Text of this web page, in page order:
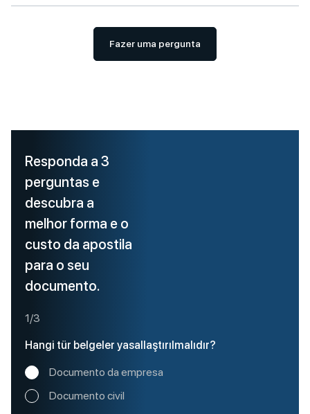
Fazer uma pergunta
Responda a 3
perguntas e
descubra a
melhor forma e o
custo da apostila
para o seu
documento.
1/3
Hangi tür belgeler yasallaştırılmalıdır?
Documento da empresa
Documento civil